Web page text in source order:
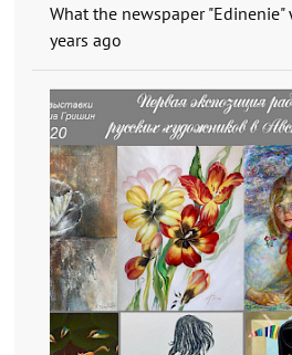
What the newspaper
years ago